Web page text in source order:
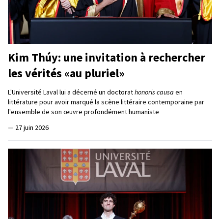
Kim Thúy: une invitation à rechercher
les vérités «au pluriel»
L'Université Laval lui a décerné un doctorathonoris causa en
littérature pour avoir marqué la scène littéraire contemporaine par
l'ensemble de son œuvre profondément humaniste
— 27 juin 2026